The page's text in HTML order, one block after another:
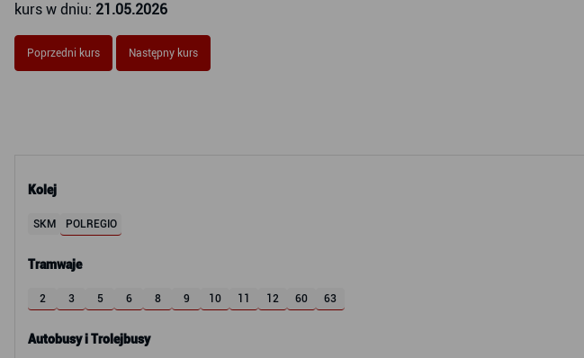
Kolej
SKM POLREGIO
Tramwaje
2 3 5 6 8 9 10 11 12 60 63
Autobusy i Trolejbusy
kurs w dniu: 21.05.2026
Poprzedni kurs Następny kurs